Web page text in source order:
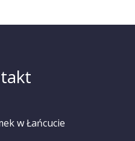
w Łańcucie